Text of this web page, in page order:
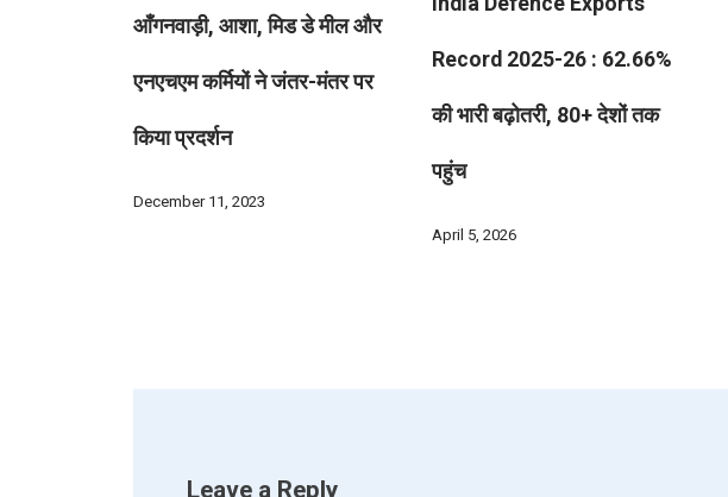
आँगनवाड़ी, आशा, मिड डे मील और
एनएचएम कर्मियों ने जंतर-मंतर पर
किया प्रदर्शन
December 11, 2023
Record 2025-26 : 62.66%
की भारी बढ़ोतरी, 80+ देशों तक
पहुंच
April 5, 2026
Leave a Reply